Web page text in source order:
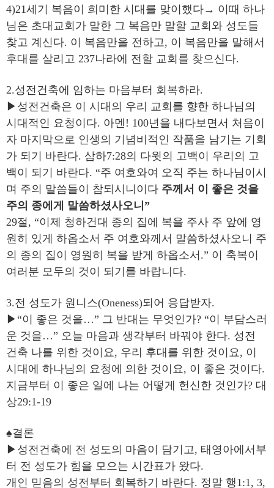
4)21세기 복음이 희미한 시대를 맞이했다→ 이때 하나
님은 초대교회가 말한 그 복음만 말할 교회와 성도들
찾고 계신다. 이 복음만을 전하고, 이 복음만을 말해서
후대를 살리고 237나라에 전할 교회를 찾으신다.
2.성전건축에 임하는 마음부터 회복하라.
▶성전건축은 이 시대의 우리 교회를 향한 하나님의
시대적인 요청이다. 아멘! 100년을 내다보면서 처음이
자 마지막으로 인생의 기념비적인 작품을 남기는 기회
가 되기 바란다. 삼하7:28의 다윗의 고백이 우리의 고
백이 되기 바란다. “주 여호와여 오직 주는 하나님이시
며 주의 말씀들이 참되시니이다 주께서 이 좋은 것을
주의 종에게 말씀하셨사오니 ”
29절, “이제 청하건대 종의 집에 복을 주사 주 앞에 영
원히 있게 하옵소서 주 여호와께서 말씀하셨사오니 주
의 종의 집이 영원히 복을 받게 하옵소서.” 이 축복이
여러분 모두의 것이 되기를 바랍니다.
3.전 성도가 원니스(Oneness)되어 응답받자.
▶“이 좋은 것을…” 그 반대는 무엇인가? “이 부담스러
운 것을…” 오늘 마음과 생각부터 바꿔야 한다. 성전
건축 나를 위한 것이요, 우리 후대를 위한 것이요, 이
시대에 하나님의 요청에 의한 것이요, 이 좋은 것이다.
지금부터 이 좋은 일에 나는 어떻게 헌신한 것인가? 대
상29:1-19
♠결론
▶성전건축에 전 성도의 마음이 담기고, 태영아에서부
터 전 성도가 힘을 모으는 시간표가 왔다.
개인 믿음의 성전부터 회복하기 바란다. 정말 행1:1, 3,